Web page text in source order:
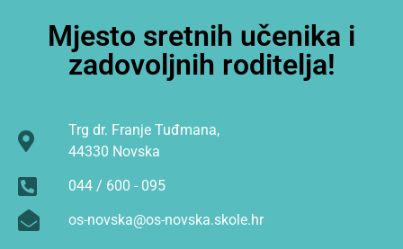
Mjesto sretnih učenika i
zadovoljnih roditelja!
Trg dr. Franje Tuđmana,
44330 Novska
044 / 600 - 095
os-novska@os-novska.skole.hr